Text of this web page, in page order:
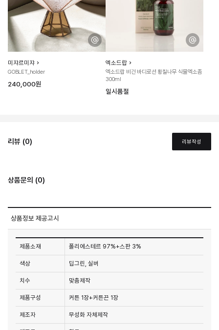
미쟈르미쟈
GOBLET_holder
240,000원
엑소드랍
엑소드랍 비건 바디로션 황칠나무 식물엑소좀
300ml
일시품절
리뷰 (0) 리뷰작성
상품문의 (0)
상품정보 제공고시
제품소재 폴리에스테르 97%+스판 3%
색상 딥그린, 실버
치수 맞춤제작
제품구성 커튼 1장+커튼끈 1장
제조자 무성화 자체제작